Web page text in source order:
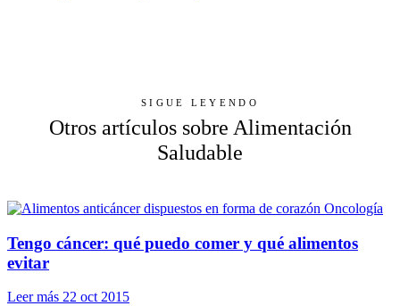
SIGUE LEYENDO
Otros artículos sobre Alimentación
Saludable
Oncología
Tengo cáncer: qué puedo comer y qué alimentos
evitar
Leer más 22 oct 2015